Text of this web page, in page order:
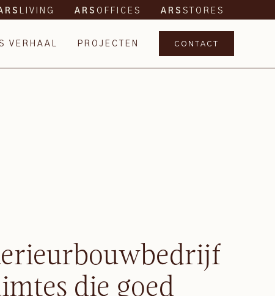
LIVING ARS OFFICES ARS STORES
VERHAAL PROJECTEN CONTACT
die goed